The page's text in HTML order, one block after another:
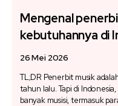
Mengenal
kebutuhannya di
26 Mei 2026
TL;DR Penerbit musik
tahun lalu. Tapi di
banyak musisi, termasuk